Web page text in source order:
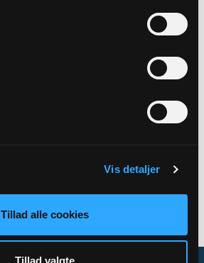
Vis detaljer
Tillad alle cookies
Tillad valgte